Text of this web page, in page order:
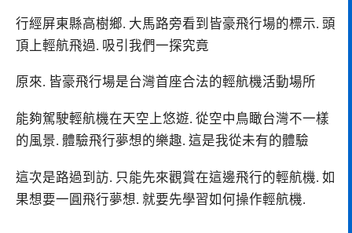
行經屏東縣高樹鄉. 大馬路旁看到皆豪飛行場的標示. 頭
頂上輕航飛過. 吸引我們一探究竟
原來. 皆豪飛行場是台灣首座合法的輕航機活動場所
能夠駕駛輕航機在天空上悠遊. 從空中鳥瞰台灣不一樣
的風景. 體驗飛行夢想的樂趣. 這是我從未有的體驗
這次是路過到訪. 只能先來觀賞在這邊飛行的輕航機. 如
果想要一圓飛行夢想. 就要先學習如何操作輕航機.